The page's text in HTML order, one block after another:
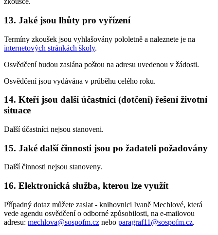
13. Jaké jsou lhůty pro vyřízení
Termíny zkoušek jsou vyhlašovány pololetně a naleznete je na
internetových stránkách školy.
Osvědčení budou zaslána poštou na adresu uvedenou v žádosti.
Osvědčení jsou vydávána v průběhu celého roku.
14. Kteří jsou další účastníci (dotčení) řešení životní
situace
Další účastníci nejsou stanoveni.
15. Jaké další činnosti jsou po žadateli požadovány
Další činnosti nejsou stanoveny.
16. Elektronická služba, kterou lze využít
Případný dotaz můžete zaslat - knihovnici Ivaně Mechlové, která
vede agendu osvědčení o odborné způsobilosti, na e-mailovou
adresu: mechlova@sospofm.cz nebo paragraf11@sospofm.cz.